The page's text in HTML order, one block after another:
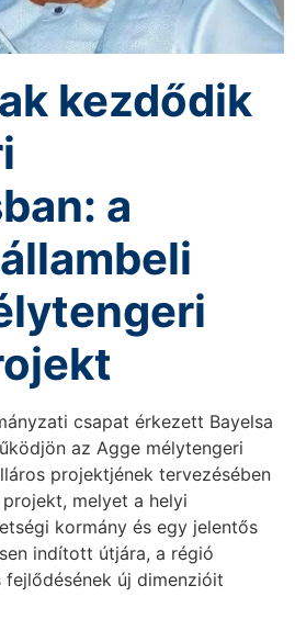
kezdődik
a
csapat érkezett Bayelsa
az Agge mélytengeri
projektjének tervezésében
melyet a helyi
kormány és egy jelentős
indított útjára, a régió
új dimenzióit